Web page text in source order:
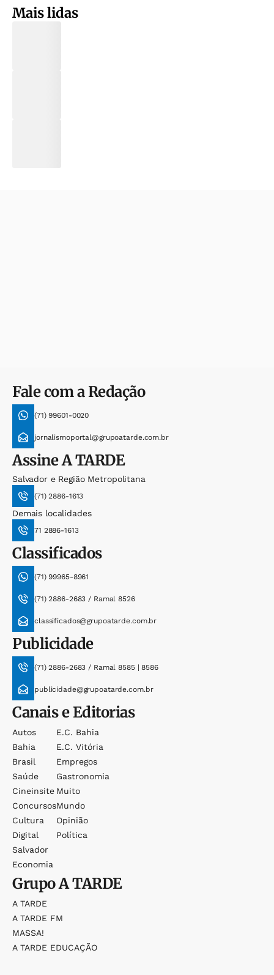
Mais lidas
Fale com a Redação
(71) 99601-0020
jornalismoportal@grupoatarde.com.br
AssineA TARDE
Salvador e Região Metropolitana
(71) 2886-1613
Demais localidades
71 2886-1613
Classificados
(71) 99965-8961
(71) 2886-2683 / Ramal 8526
classificados@grupoatarde.com.br
Publicidade
(71) 2886-2683 / Ramal 8585 | 8586
publicidade@grupoatarde.com.br
Canais e Editorias
Autos
Bahia
Brasil
Saúde
Cineinsite
Concursos
Cultura
Digital
Salvador
Economia
E.c. Bahia
E.c. Vitória
Empregos
Gastronomia
Muito
Mundo
Opinião
Política
GrupoA TARDE
A TARDE
A TARDE FM
MASSA!
A TARDE EDUCAÇÃO